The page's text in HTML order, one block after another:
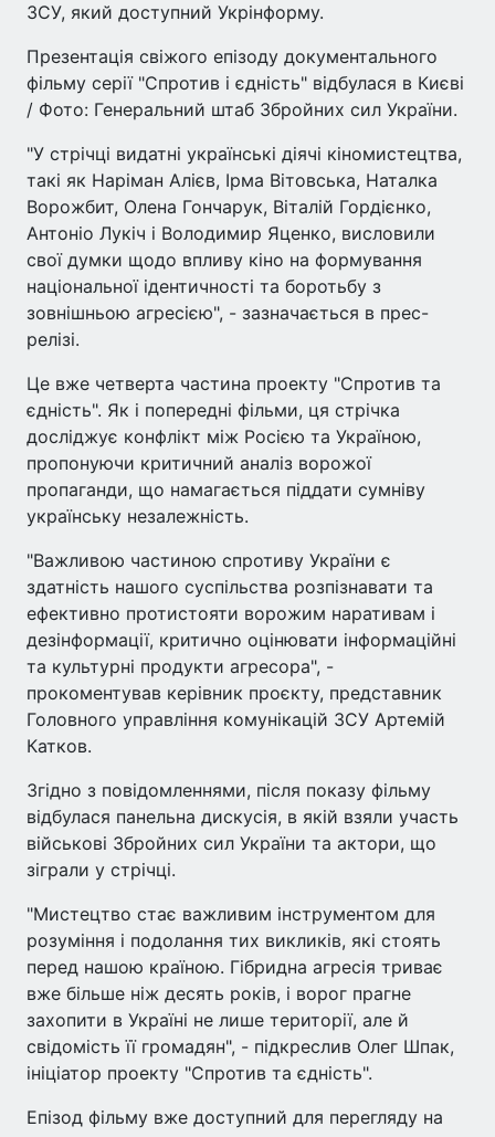
ЗСУ, який доступний Укрінформу.
Презентація свіжого епізоду документального
фільму серії "Спротив і єдність" відбулася в Києві
/ Фото: Генеральний штаб Збройних сил України.
"У стрічці видатні українські діячі кіномистецтва,
такі як Наріман Алієв, Ірма Вітовська, Наталка
Ворожбит, Олена Гончарук, Віталій Гордієнко,
Антоніо Лукіч і Володимир Яценко, висловили
свої думки щодо впливу кіно на формування
національної ідентичності та боротьбу з
зовнішньою агресією", - зазначається в прес-
релізі.
Це вже четверта частина проекту "Спротив та
єдність". Як і попередні фільми, ця стрічка
досліджує конфлікт між Росією та Україною,
пропонуючи критичний аналіз ворожої
пропаганди, що намагається піддати сумніву
українську незалежність.
"Важливою частиною спротиву України є
здатність нашого суспільства розпізнавати та
ефективно протистояти ворожим наративам і
дезінформації, критично оцінювати інформаційні
та культурні продукти агресора", -
прокоментував керівник проєкту, представник
Головного управління комунікацій ЗСУ Артемій
Катков.
Згідно з повідомленнями, після показу фільму
відбулася панельна дискусія, в якій взяли участь
військові Збройних сил України та актори, що
зіграли у стрічці.
"Мистецтво стає важливим інструментом для
розуміння і подолання тих викликів, які стоять
перед нашою країною. Гібридна агресія триває
вже більше ніж десять років, і ворог прагне
захопити в Україні не лише території, але й
свідомість її громадян", - підкреслив Олег Шпак,
ініціатор проекту "Спротив та єдність".
Епізод фільму вже доступний для перегляду на